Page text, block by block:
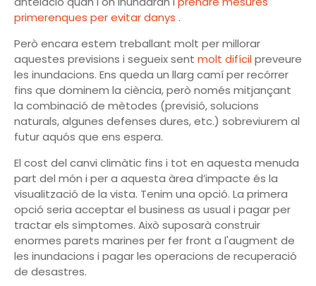
primerenques per evitar danys .
Però encara estem treballant molt per millorar
aquestes previsions i segueix sent molt difícilpreveure
les inundacions. Ens queda un llarg camí per recórrer
fins que dominem la ciència, però només mitjançant
la combinació de mètodes (previsió, solucions
naturals, algunes defenses dures, etc.) sobreviurem al
futur aquós que ens espera.
El cost del canvi climàtic fins i tot en aquesta menuda
part del món i per a aquesta àrea d’impacte és la
visualització de la vista. Tenim una opció. La primera
opció seria acceptar el business as usual i pagar per
tractar els símptomes. Això suposarà construir
enormes parets marines per fer front a l'augment de
les inundacions i pagar les operacions de recuperació
de desastres.